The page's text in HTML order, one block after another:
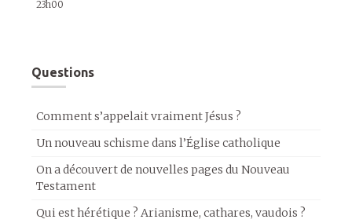
23h00
Questions
Comment s’appelait vraiment Jésus ?
Un nouveau schisme dans l’Église catholique
On a découvert de nouvelles pages du Nouveau
Testament
Qui est hérétique ? Arianisme, cathares, vaudois ?